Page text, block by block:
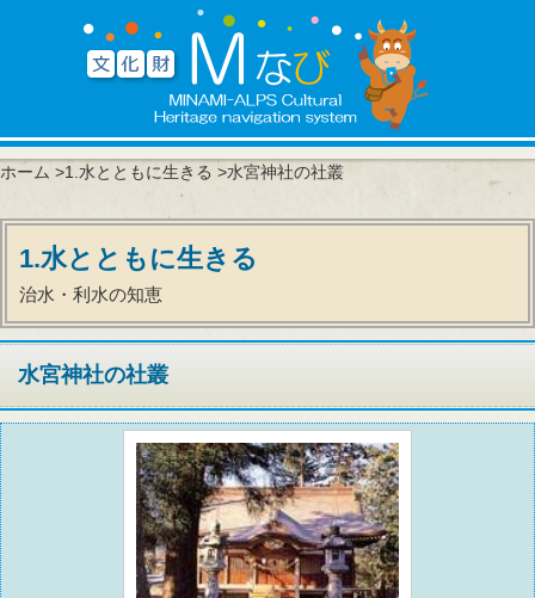
ホーム >1.水とともに生きる >水宮神社の社叢
1.水とともに生きる
治水・利水の知恵
水宮神社の社叢